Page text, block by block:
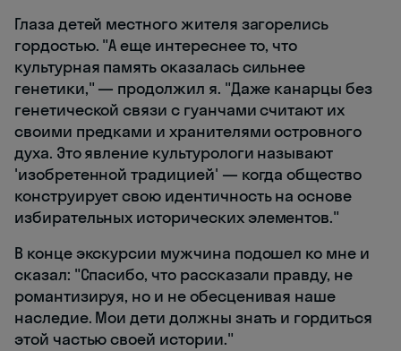
Глаза детей местного жителя загорелись
гордостью. "А еще интереснее то, что
культурная память оказалась сильнее
генетики," — продолжил я. "Даже канарцы без
генетической связи с гуанчами считают их
своими предками и хранителями островного
духа. Это явление культурологи называют
'изобретенной традицией' — когда общество
конструирует свою идентичность на основе
избирательных исторических элементов."
В конце экскурсии мужчина подошел ко мне и
сказал: "Спасибо, что рассказали правду, не
романтизируя, но и не обесценивая наше
наследие. Мои дети должны знать и гордиться
этой частью своей истории."